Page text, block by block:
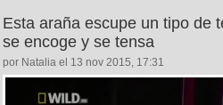
Esta araña escupe un tipo de
se encoge y se tensa
por Natalia el 13 nov 2015, 17:31